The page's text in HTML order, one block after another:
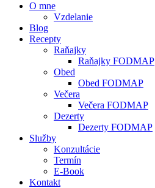
O mne
Vzdelanie
Blog
Recepty
Raňajky
Raňajky FODMAP
Obed
Obed FODMAP
Večera
Večera FODMAP
Dezerty
Dezerty FODMAP
Služby
Konzultácie
Termín
E-Book
Kontakt